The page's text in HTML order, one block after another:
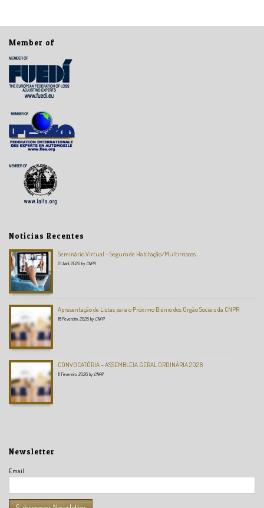
Member of
Notícias Recentes
Seminário Virtual – Seguro de Habitação/Multirriscos
21 Abril, 2026 by CNPR
Apresentação de Listas para o Próximo Biénio dos Orgão Sociais da CNPR
18 Fevereiro, 2026 by CNPR
CONVOCATÓRIA – ASSEMBLEIA GERAL ORDINÁRIA 2026
11 Fevereiro, 2026 by CNPR
Newsletter
Email